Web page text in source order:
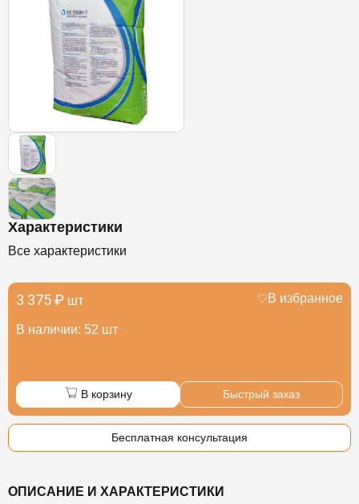
Характеристики
Все характеристики
3 375 ₽ шт
В наличии: 52 шт
В избранное
В корзину Быстрый заказ
Бесплатная консультация
ОПИСАНИЕ И ХАРАКТЕРИСТИКИ